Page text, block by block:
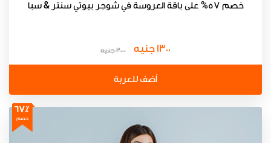
خصم 57% على باقة العروسة في شوجر بيوتي سنتر & سبا
1300 جنيه 3000 جنيه
أضف للعربة
67٪
خصم